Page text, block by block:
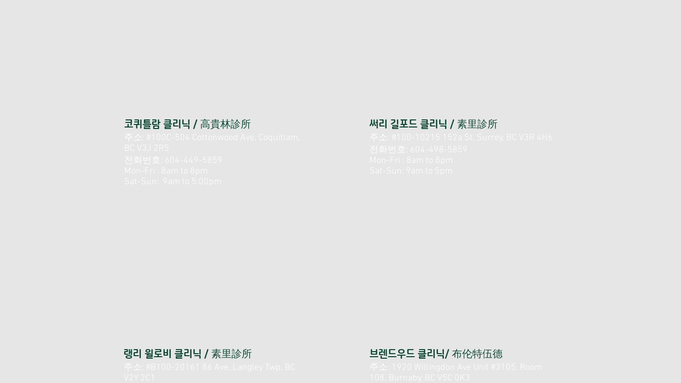
코퀴틀람 클리닉 / 高貴林診所
주소: #100C-504 Cottonwood Ave, Coquitlam,
BC V3J 2R5
전화번호: 604-449-5859
Mon-Fri : 8am to 8pm
Sat-Sun: 9am to 5:00pm
랭리 윌로비 클리닉 / 素里診所
주소: #B100-20161 86 Ave, Langley Twp, BC
V2Y 2C1
써리 길포드 클리닉 / 素里診所
주소: #100-10215 152a St, Surrey, BC V3R 4H6
전화번호: 604-498-5859
Mon-Fri : 8am to 8pm
Sat-Sun: 9am to 5pm
브렌드우드 클리닉/ 布伦特伍德
주소: 1920 Willingdon Ave Unit #3105, Room
108, Burnaby, BC V5C 0K3